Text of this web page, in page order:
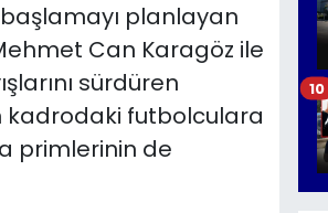
başlamayı planlayan
Can Karagöz ile
sürdüren
kadrodaki futbolculara
primlerinin de
10